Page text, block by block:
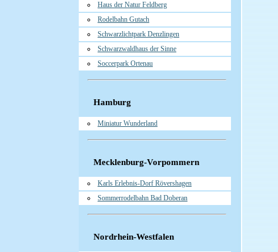
Haus der Natur Feldberg
Rodelbahn Gutach
Schwarzlichtpark Denzlingen
Schwarzwaldhaus der Sinne
Soccerpark Ortenau
Hamburg
Miniatur Wunderland
Mecklenburg-Vorpommern
Karls Erlebnis-Dorf Rövershagen
Sommerrodelbahn Bad Doberan
Nordrhein-Westfalen